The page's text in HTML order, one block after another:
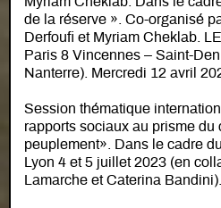
de la réserve ». Co-organisé
Derfoufi et Myriam Cheklab.
Paris 8 Vincennes – Saint-
Nanterre). Mercredi 12 avril
Session thématique
rapports sociaux au prisme du
peuplement». Dans le cadre
Lyon 4 et 5 juillet 2023 (en
Lamarche et Caterina Bandini).